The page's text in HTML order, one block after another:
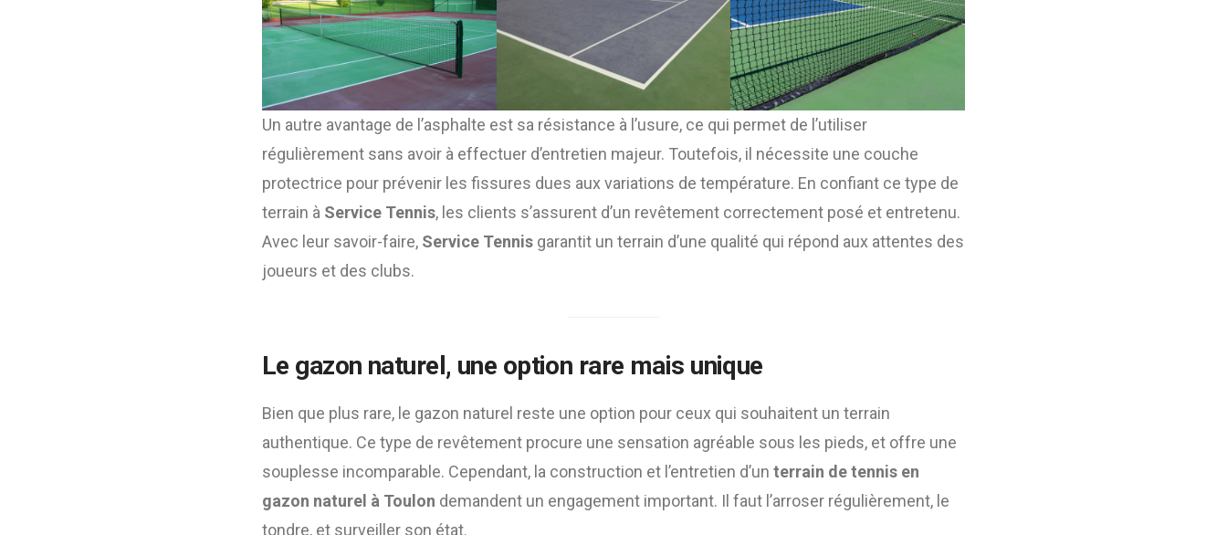
Un autre avantage de l’asphalte est sa résistance à l’usure, ce qui permet de l’utiliser
régulièrement sans avoir à effectuer d’entretien majeur. Toutefois, il nécessite une couche
protectrice pour prévenir les fissures dues aux variations de température. En confiant ce type de
terrain à Service Tennis, les clients s’assurent d’un revêtement correctement posé et entretenu.
Avec leur savoir-faire, Service Tennis garantit un terrain d’une qualité qui répond aux attentes des
joueurs et des clubs.
Le gazon naturel, une option rare mais unique
Bien que plus rare, le gazon naturel reste une option pour ceux qui souhaitent un terrain
authentique. Ce type de revêtement procure une sensation agréable sous les pieds, et offre une
souplesse incomparable. Cependant, la construction et l’entretien d’un terrain de tennis en
gazon naturel à Toulon demandent un engagement important. Il faut l’arroser régulièrement, le
tondre, et surveiller son état.